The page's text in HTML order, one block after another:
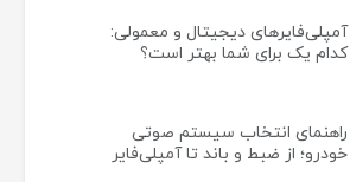
آمپلی‌فایرهای دیجیتال و معمولی:
کدام یک برای شما بهتر است؟
راهنمای انتخاب سیستم صوتی
خودرو؛ از ضبط و باند تا آمپلی‌فایر